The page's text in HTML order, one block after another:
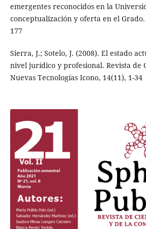
emergentes reconocidos en la
conceptualización y oferta en el
177
Sierra, J.; Sotelo, J. (2008). El estado
nivel jurídico y profesional. Revista de
Nuevas Tecnologías Icono, 14(11), 1-34